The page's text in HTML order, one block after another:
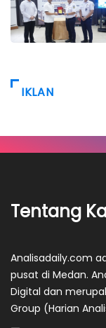
IKLAN
Tentang
Analisadaily.com
pusat di Medan.
Digital dan
Group (Harian